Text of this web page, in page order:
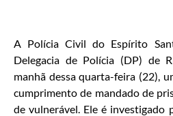
A Polícia Civil do Espírito
Delegacia de Polícia (DP) de
manhã dessa quarta-feira (22),
cumprimento de mandado de
de vulnerável. Ele é